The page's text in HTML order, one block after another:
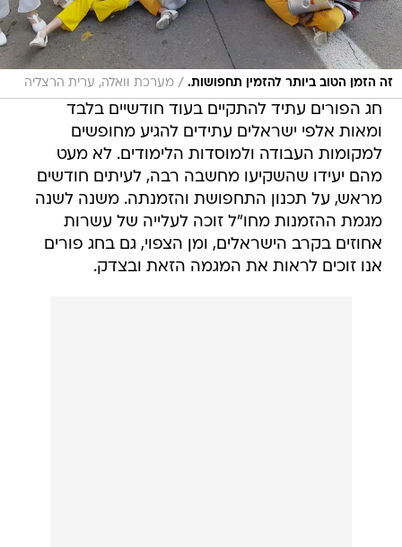
זה הזמן הטוב ביותר להזמין תחפושות. / מערכת וואלה, ערית הרצליה
חג הפורים עתיד להתקיים בעוד חודשיים בלבד
ומאות אלפי ישראלים עתידים להגיע מחופשים
למקומות העבודה ולמוסדות הלימודים. לא מעט
מהם יעידו שהשקיעו מחשבה רבה, לעיתים חודשים
מראש, על תכנון התחפושת והזמנתה. משנה לשנה
מגמת ההזמנות מחו"ל זוכה לעלייה של עשרות
אחוזים בקרב הישראלים, ומן הצפוי, גם בחג פורים
אנו זוכים לראות את המגמה הזאת ובצדק.